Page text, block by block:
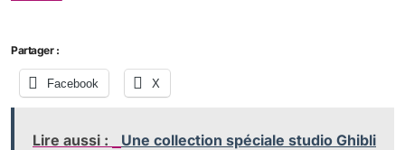
Partager :
Facebook X
Lire aussi :
Une collection spéciale studio Ghibli